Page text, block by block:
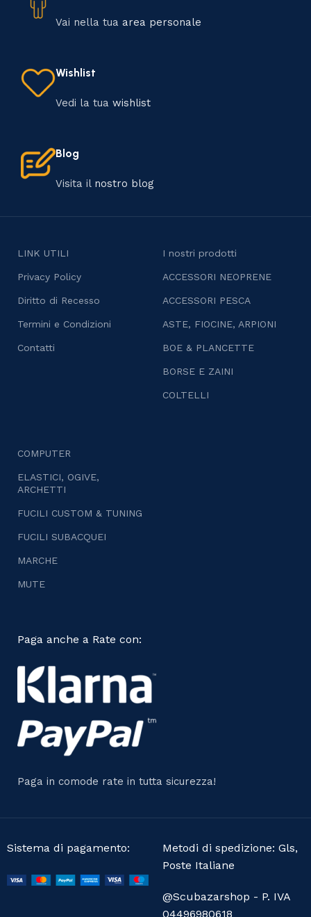
Vai nella tuaarea personale
Wishlist
Vedi la tuawishlist
Blog
Visita il nostro blog
LINK UTILI
Privacy Policy
Diritto di Recesso
Termini e Condizioni
Contatti
I nostri prodotti
ACCESSORI NEOPRENE
ACCESSORI PESCA
ASTE, FIOCINE, ARPIONI
BOE & PLANCETTE
BORSE E ZAINI
COLTELLI
COMPUTER
ELASTICI, OGIVE,
ARCHETTI
FUCILI CUSTOM & TUNING
FUCILI SUBACQUEI
MARCHE
MUTE
Paga anche a Rate con:
Paga in comode rate in tutta sicurezza!
Sistema di pagamento:
Metodi di spedizione: Gls,
Poste Italiane
@Scubazarshop - P. IVA
04496980618